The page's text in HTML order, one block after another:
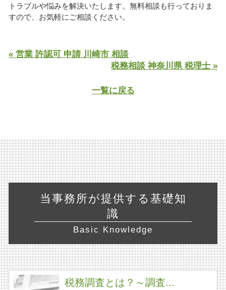
トラブルや悩みを解決いたします。無料相談も行っておりま
すので、お気軽にご相談ください。
« 営業 許認可 申請 川崎市 相談
税務相談 神奈川県 税理士 »
一覧に戻る
当事務所が提供する基礎知
識
Basic Knowledge
税務調査とは？～調査...